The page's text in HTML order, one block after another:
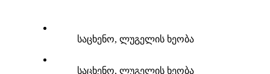
საცხენო, ლუგელის ხეობა
საცხენო, ლუგელის ხეობა